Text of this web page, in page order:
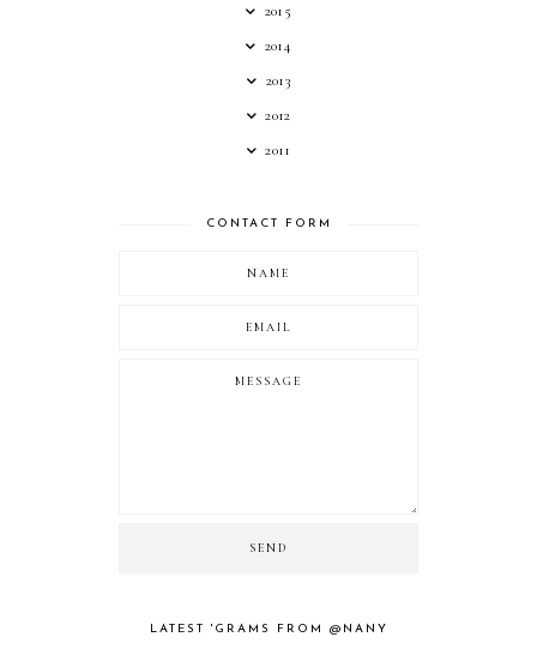
2015
2014
2013
2012
2011
CONTACT FORM
LATEST 'GRAMS FROM @NANY